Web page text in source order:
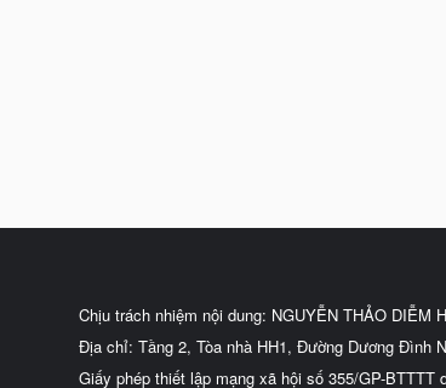
Chịu trách nhiệm nội dung: NGUYỄN THẢO DIỄM
Địa chỉ: Tầng 2, Tòa nhà HH1, Đường Dương Đình
Giấy phép thiết lập mạng xã hội số 355/GP-